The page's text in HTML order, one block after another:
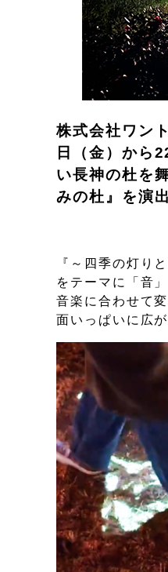
株式会社ワン
日（金）から
い長神の杜を
みの杜』を演
『～四季の灯り
をテーマに「音
音楽に合わせて
面いっぱいに広が